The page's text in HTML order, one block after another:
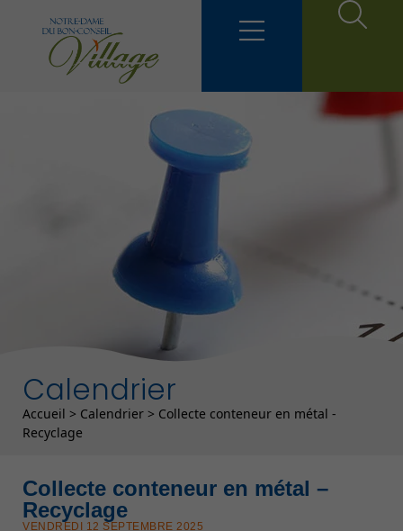
Calendrier
Fil d'Ariane
Accueil > Calendrier > Collecte conteneur en métal -
Recyclage
Collecte conteneur en métal –
Recyclage
VENDREDI 12 SEPTEMBRE 2025